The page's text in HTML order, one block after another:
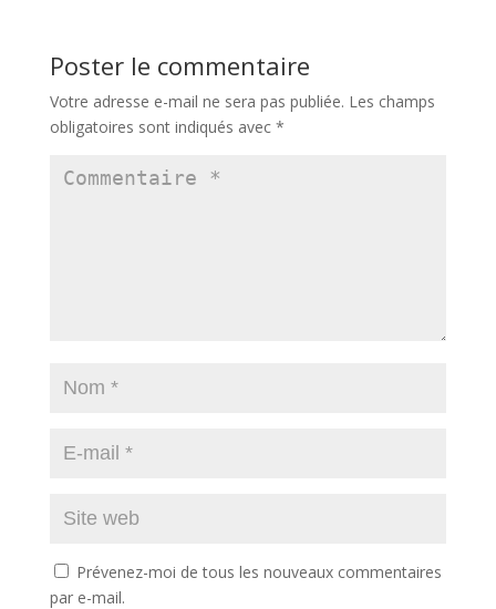
Poster le commentaire
Votre adresse e-mail ne sera pas publiée. Les champs
obligatoires sont indiqués avec *
Prévenez-moi de tous les nouveaux commentaires
par e-mail.